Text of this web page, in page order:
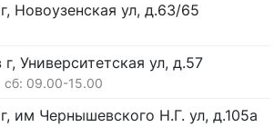
Новоузенская ул, д.63/65
Университетская ул, д.57
сб: 09.00-15.00
им Чернышевского Н.Г. ул, д.105а